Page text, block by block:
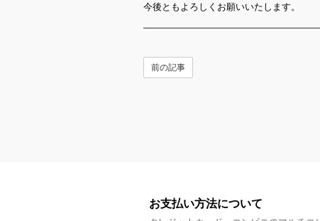
今後ともよろしくお願いいたします。
前の記事
お支払い方法について